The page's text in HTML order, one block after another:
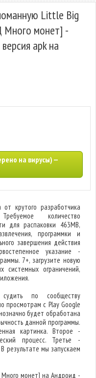
Little Big
монет] -
apk на
на вирусы) —
от крутого разработчика
количество
для распаковки 463MB,
программки и
завершения действия
указание -
7+, загрузите новую
системных ограничений,
по сообществу
просмотрам с Play Google
будет обработана
данной программы.
картинка. Второе -
процесс. Третье -
результате мы запускаем
монет] на Андроид -